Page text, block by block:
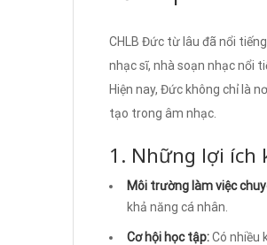
CHLB Đức từ lâu đã nổi
nhạc sĩ, nhà soạn nhạc nổi
Hiện nay, Đức không chỉ là
tạo trong âm nhạc.
1. Những lợi ích
Môi trường làm việc
khả năng cá nhân.
Cơ hội học tập:Có nhiều